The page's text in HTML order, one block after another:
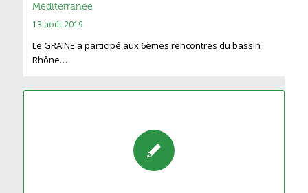
Méditerranée
13 août 2019
Le GRAINE a participé aux 6èmes rencontres du bassin
Rhône…